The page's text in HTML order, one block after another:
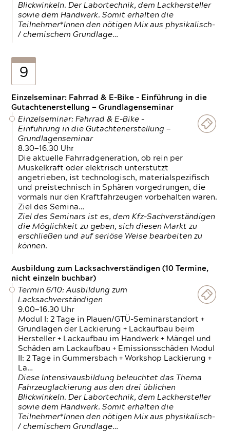
Blickwinkeln. Der Labortechnik, dem Lackhersteller
sowie dem Handwerk. Somit erhalten die
Teilnehmer*Innen den nötigen Mix aus physikalisch-
/ chemischem Grundlage…
9
Einzelseminar: Fahrrad & E-Bike - Einführung in die
Gutachtenerstellung — Grundlagenseminar
Einzelseminar: Fahrrad & E-Bike -
Einführung in die Gutachtenerstellung —
Grundlagenseminar
8.30—16.30 Uhr
Die aktuelle Fahrradgeneration, ob rein per
Muskelkraft oder elektrisch unterstützt
angetrieben, ist technologisch, materialspezifisch
und preistechnisch in Sphären vorgedrungen, die
vormals nur den Kraftfahrzeugen vorbehalten waren.
Ziel des Semina…
Ziel des Seminars ist es, dem Kfz-Sachverständigen
die Möglichkeit zu geben, sich diesen Markt zu
erschließen und auf seriöse Weise bearbeiten zu
können.
Ausbildung zum Lacksachverständigen (10 Termine,
nicht einzeln buchbar)
Termin 6/10: Ausbildung zum
Lacksachverständigen
9.00—16.30 Uhr
Modul I: 2 Tage in Plauen/GTÜ-Seminarstandort +
Grundlagen der Lackierung + Lackaufbau beim
Hersteller + Lackaufbau im Handwerk + Mängel und
Schäden am Lackaufbau + Emissionsschäden Modul
II: 2 Tage in Gummersbach + Workshop Lackierung +
La…
Diese Intensivausbildung beleuchtet das Thema
Fahrzeuglackierung aus den drei üblichen
Blickwinkeln. Der Labortechnik, dem Lackhersteller
sowie dem Handwerk. Somit erhalten die
Teilnehmer*Innen den nötigen Mix aus physikalisch-
/ chemischem Grundlage…